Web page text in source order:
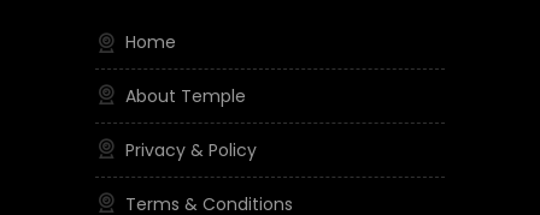
Home
About Temple
Privacy & Policy
Terms & Conditions